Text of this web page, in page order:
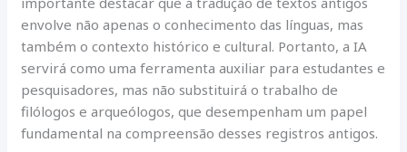
envolve não apenas o conhecimento das línguas, mas
também o contexto histórico e cultural. Portanto, a IA
servirá como uma ferramenta auxiliar para estudantes e
pesquisadores, mas não substituirá o trabalho de
filólogos e arqueólogos, que desempenham um papel
fundamental na compreensão desses registros antigos.